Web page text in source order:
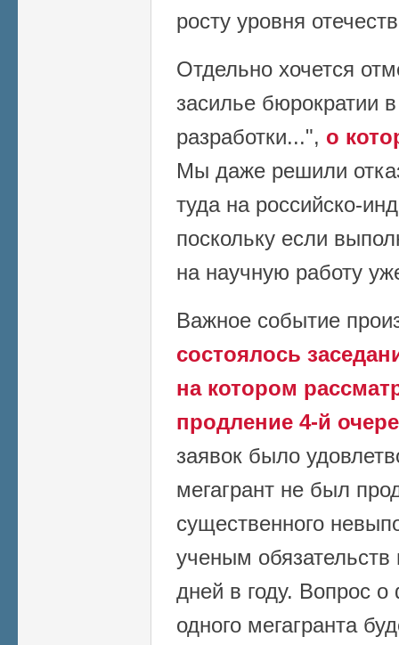
росту уровня
Отдельно хочется
засилье бюрократии
разработки...", о
Мы даже решили
туда на российско-
поскольку если
на научную работу
Важное событие
состоялось
на котором
продление 4-й
заявок было
мегагрант не был
существенного
ученым
дней в году. Вопрос
одного мегагранта